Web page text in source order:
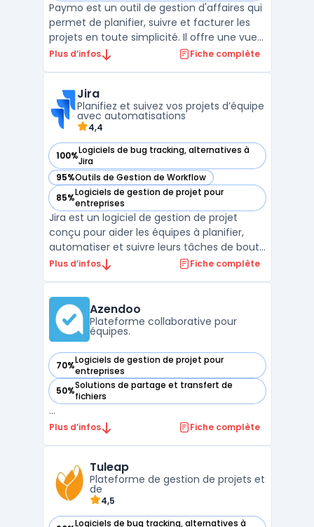
Paymo est un outil de gestion d'affaires qui
permet de planifier, suivre et facturer les
projets en toute simplicité. Il offre une vue
d'ensemble sur les tâches assignées à
productivité et des outils de
communication ...
Plus d’infos Fiche complète
Jira
Planifiez et suivez vos projets d’équipe
avec automatisations
4,4
100%Logiciels de bug tracking, alternatives à
Jira
— voir Jira dans cette catégorie
95%Outils de Gestion de Workflow
— voir Jira dans cette catégorie
85%Logiciels de gestion de projet pour
entreprises
— voir Jira dans cette catégorie
Jira est un logiciel de gestion de projet
conçu pour aider les équipes à planifier,
automatiser et suivre leurs tâches de bout
en bout. Dans un contexte où la
facilite l’alignement sur les objectifs, la
priorisation de ...
Plus d’infos Fiche complète
Azendoo
Plateforme collaborative pour
équipes.
70%Logiciels de gestion de projet pour
entreprises
— voir Azendoo dans cette catégorie
50%Solutions de partage et transfert de
fichiers
— voir Azendoo dans cette catégorie
...
Plus d’infos Fiche complète
Tuleap
Plateforme de gestion de projets et
de
4,5
Logiciels de bug tracking, alternatives à